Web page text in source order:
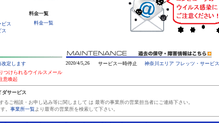
ス
料金一覧
料金一覧
改定します
つけられるウイルスメール
意喚起
2020/4/5,26 サービス一時停止 神奈川エリア フレッツ・サービス
ダサービス
るご相談・お申し込み等に関しまして は 最寄の事業所の営業担当者にご連絡下さい。
。 事業所一覧より最寄の営業所を検索して下さい。